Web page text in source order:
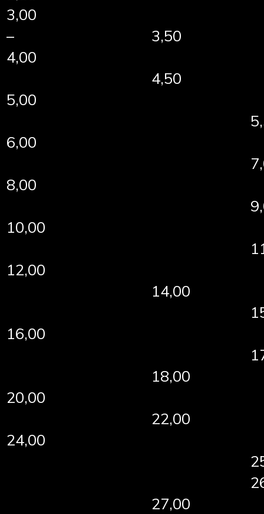
3,00
–
3,50
4,00
4,50
5,00
6,00
8,00
10,00
12,00
14,00
16,00
18,00
20,00
22,00
24,00
27,00